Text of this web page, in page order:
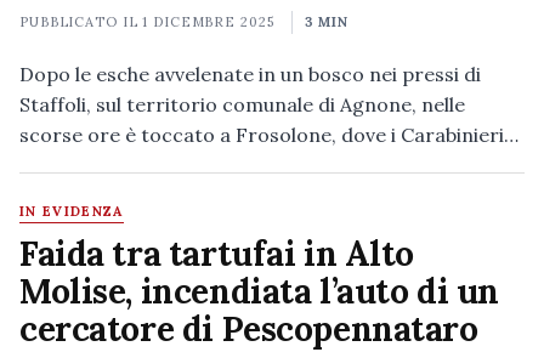
PUBBLICATO IL1 DICEMBRE 2025 3 MIN
Dopo le esche avvelenate in un bosco nei pressi di
Staffoli, sul territorio comunale di Agnone, nelle
scorse ore è toccato a Frosolone, dove i Carabinieri…
IN EVIDENZA
Faida tra tartufai in Alto
Molise, incendiata l’auto di un
cercatore di Pescopennataro